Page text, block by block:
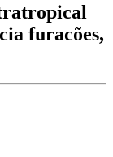
furacões,